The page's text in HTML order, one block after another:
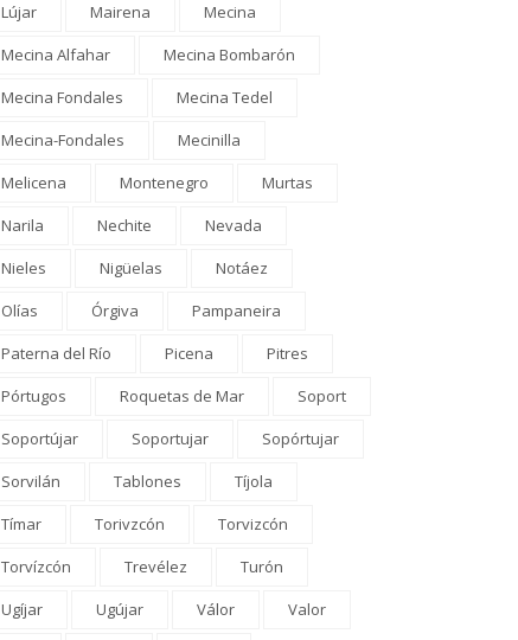
Lújar
Mairena
Mecina
Mecina Alfahar
Mecina Bombarón
Mecina Fondales
Mecina Tedel
Mecina-Fondales
Mecinilla
Melicena
Montenegro
Murtas
Narila
Nechite
Nevada
Nieles
Nigüelas
Notáez
Olías
Órgiva
Pampaneira
Paterna del Río
Picena
Pitres
Pórtugos
Roquetas de Mar
Soport
Soportújar
Soportujar
Sopórtujar
Sorvilán
Tablones
Tíjola
Tímar
Torivzcón
Torvizcón
Torvízcón
Trevélez
Turón
Ugíjar
Ugújar Válor
Valor